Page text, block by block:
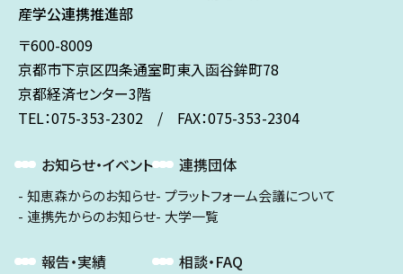
産学公連携推進部
〒600-8009
京都市下京区四条通室町東入函谷鉾町78
京都経済センター3階
TEL：075-353-2302 / FAX：075-353-2304
お知らせ・イベント
知恵森からのお知らせ
連携先からのお知らせ
報告・実績
連携団体
プラットフォーム会議について
大学一覧
相談・FAQ